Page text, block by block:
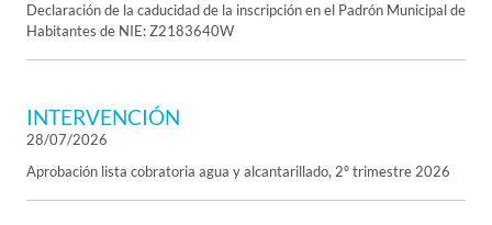
Declaración de la caducidad de la inscripción en el Padrón Municipal de
Habitantes de NIE: Z2183640W
INTERVENCIÓN
28/07/2026
Aprobación lista cobratoria agua y alcantarillado, 2º trimestre 2026